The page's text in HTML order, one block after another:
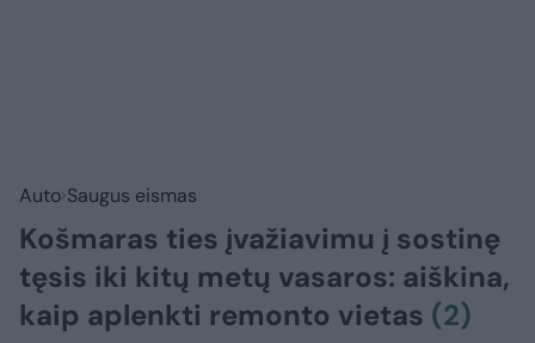
Auto Saugus eismas
Košmaras ties įvažiavimu į sostinę
tęsis iki kitų metų vasaros: aiškina,
kaip aplenkti remonto vietas (2)